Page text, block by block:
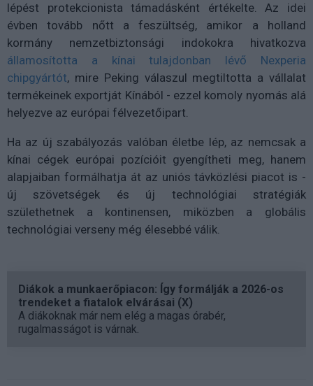
lépést protekcionista támadásként értékelte. Az idei
évben tovább nőtt a feszültség, amikor a holland
kormány nemzetbiztonsági indokokra hivatkozva
államosította a kínai tulajdonban lévő Nexperia
chipgyártót, mire Peking válaszul megtiltotta a vállalat
termékeinek exportját Kínából - ezzel komoly nyomás alá
helyezve az európai félvezetőipart.
Ha az új szabályozás valóban életbe lép, az nemcsak a
kínai cégek európai pozícióit gyengítheti meg, hanem
alapjaiban formálhatja át az uniós távközlési piacot is -
új szövetségek és új technológiai stratégiák
születhetnek a kontinensen, miközben a globális
technológiai verseny még élesebbé válik.
Diákok a munkaerőpiacon: Így formálják a 2026-os
trendeket a fiatalok elvárásai (X)
A diákoknak már nem elég a magas órabér,
rugalmasságot is várnak.